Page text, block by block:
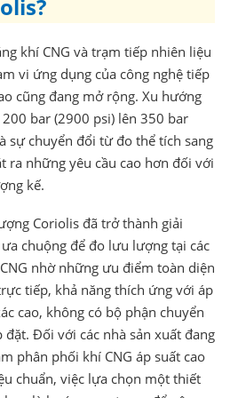
khí CNG và trạm tiếp nhiên liệu
vi ứng dụng của công nghệ tiếp
cũng đang mở rộng. Xu hướng
bar (2900 psi) lên 350 bar
sự chuyển đổi từ đo thể tích sang
ra những yêu cầu cao hơn đối với
kế.
Coriolis đã trở thành giải
chuộng để đo lưu lượng tại các
nhờ những ưu điểm toàn diện
tiếp, khả năng thích ứng với áp
cao, không có bộ phận chuyển
đặt. Đối với các nhà sản xuất đang
phân phối khí CNG áp suất cao
chuẩn, việc lựa chọn một thiết